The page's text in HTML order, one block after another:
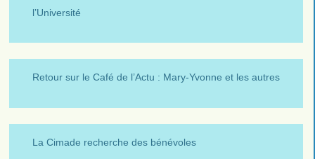
l’Université
Retour sur le Café de l’Actu : Mary-Yvonne et les autres
La Cimade recherche des bénévoles